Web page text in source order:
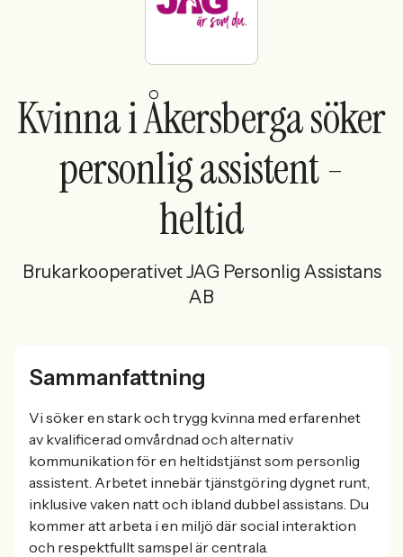
Sök med AI
Ny här? Skapa konto
Kvinna i Åkersberga söker
personlig assistent -
heltid
Brukarkooperativet JAG Personlig Assistans
AB
Sammanfattning
Vi söker en stark och trygg kvinna med erfarenhet
av kvalificerad omvårdnad och alternativ
kommunikation för en heltidstjänst som personlig
assistent. Arbetet innebär tjänstgöring dygnet runt,
inklusive vaken natt och ibland dubbel assistans. Du
kommer att arbeta i en miljö där social interaktion
och respektfullt samspel är centrala.